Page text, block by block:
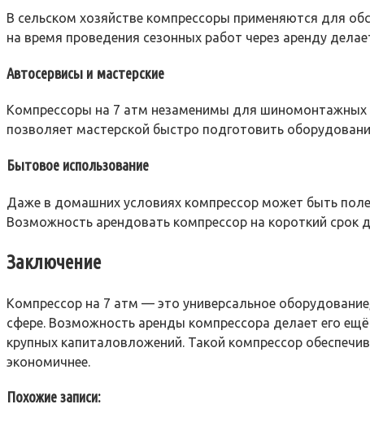
В сельском хозяйстве компрессоры применяются для
на время проведения сезонных работ через аренду
Автосервисы и мастерские
Компрессоры на 7 атм незаменимы для шиномонтажных
позволяет мастерской быстро подготовить
Бытовое использование
Даже в домашних условиях компрессор может быть
Возможность арендовать компрессор на короткий срок
Заключение
Компрессор на 7 атм — это универсальное
сфере. Возможность аренды компрессора делает его
крупных капиталовложений. Такой компрессор
экономичнее.
Похожие записи: